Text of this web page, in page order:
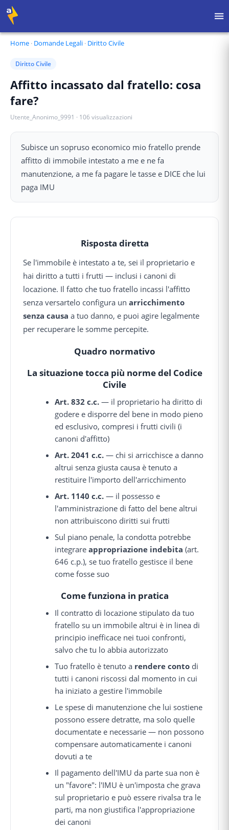
Home · Domande Legali · Diritto Civile
Diritto Civile
Affitto incassato dal fratello: cosa
fare?
Utente_Anonimo_9991 · 106 visualizzazioni
Subisce un sopruso economico mio fratello prende
affitto di immobile intestato a me e ne fa
manutenzione, a me fa pagare le tasse e DICE che lui
paga IMU
Risposta diretta
Se l'immobile è intestato a te, sei il proprietario e
hai diritto a tutti i frutti — inclusi i canoni di
locazione. Il fatto che tuo fratello incassi l'affitto
senza versartelo configura un arricchimento
senza causa a tuo danno, e puoi agire legalmente
per recuperare le somme percepite.
Quadro normativo
La situazione tocca più norme del Codice
Civile
Art. 832 c.c. — il proprietario ha diritto di
godere e disporre del bene in modo pieno
ed esclusivo, compresi i frutti civili (i
canoni d'affitto)
Art. 2041 c.c. — chi si arricchisce a danno
altrui senza giusta causa è tenuto a
restituire l'importo dell'arricchimento
Art. 1140 c.c. — il possesso e
l'amministrazione di fatto del bene altrui
non attribuiscono diritti sui frutti
Sul piano penale, la condotta potrebbe
integrareappropriazione indebita (art.
646 c.p.), se tuo fratello gestisce il bene
come fosse suo
Come funziona in pratica
Il contratto di locazione stipulato da tuo
fratello su un immobile altrui è in linea di
principio inefficace nei tuoi confronti,
salvo che tu lo abbia autorizzato
Tuo fratello è tenuto a rendere conto di
tutti i canoni riscossi dal momento in cui
ha iniziato a gestire l'immobile
Le spese di manutenzione che lui sostiene
possono essere detratte, ma solo quelle
documentate e necessarie — non possono
compensare automaticamente i canoni
dovuti a te
Il pagamento dell'IMU da parte sua non è
un "favore": l'IMU è un'imposta che grava
sul proprietario e può essere rivalsa tra le
parti, ma non giustifica l'appropriazione
dei canoni